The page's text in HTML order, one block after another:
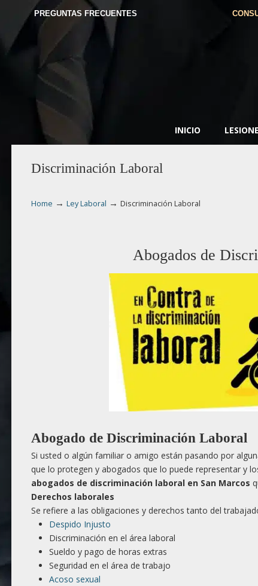
PREGUNTAS FRECUENTES
INICIO
Discriminación Laboral
Home → Ley Laboral → Discriminación Laboral
Abogados de
Abogado de Discriminación Laboral
Si usted o algún familiar o amigo están pasando por
que lo protegen y abogados que lo puede representar y
abogados de discriminación laboral en San Marcos
Derechos laborales
Se refiere a las obligaciones y derechos tanto del
Despido Injusto
Discriminación en el área laboral
Sueldo y pago de horas extras
Seguridad en el área de trabajo
Acoso sexual